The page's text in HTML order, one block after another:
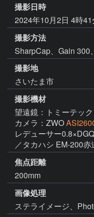
撮影日時
2024年10月2日 4時
撮影方法
SharpCap、Gain
撮影地
さいたま市
撮影機材
望遠鏡：トミーテック
カメラ：ZWO
レデューサー
／タカハシ EM-200
焦点距離
200mm
画像処理
ステライメージ、